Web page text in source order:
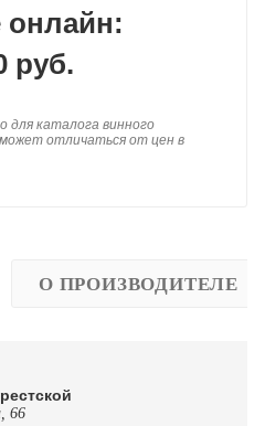
онлайн:
руб.
для каталога винного
отличаться от цен в
О ПРОИЗВОДИТЕЛЕ
66